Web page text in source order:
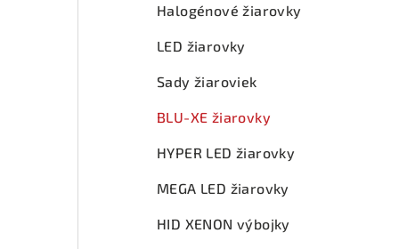
Halogénové žiarovky
LED žiarovky
Sady žiaroviek
BLU-XE žiarovky
HYPER LED žiarovky
MEGA LED žiarovky
HID XENON výbojky